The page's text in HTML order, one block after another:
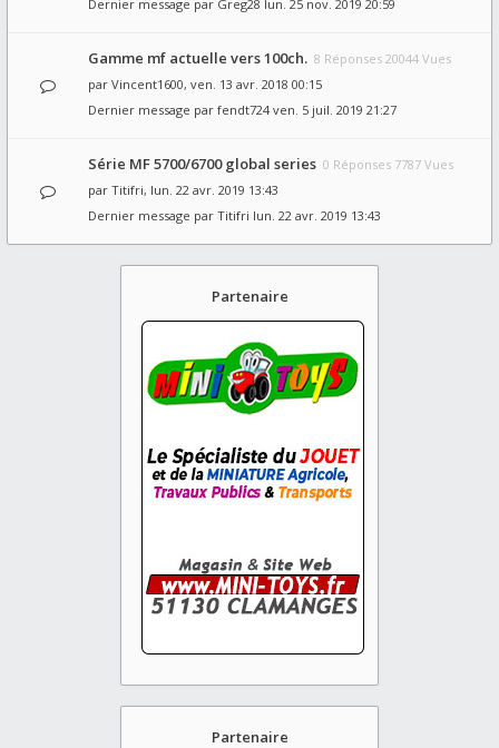
Dernier message par Greg28 lun. 25 nov. 2019 20:59
Gamme mf actuelle vers 100ch. 8 Réponses 20044 Vues
par Vincent1600, ven. 13 avr. 2018 00:15
Dernier message par fendt724 ven. 5 juil. 2019 21:27
Série MF 5700/6700 global series 0 Réponses 7787 Vues
par Titifri, lun. 22 avr. 2019 13:43
Dernier message par Titifri lun. 22 avr. 2019 13:43
Partenaire
Partenaire